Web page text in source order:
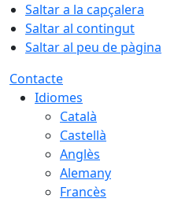
Saltar a la capçalera
Saltar al contingut
Saltar al peu de pàgina
Contacte
Idiomes
Català
Castellà
Anglès
Alemany
Francès